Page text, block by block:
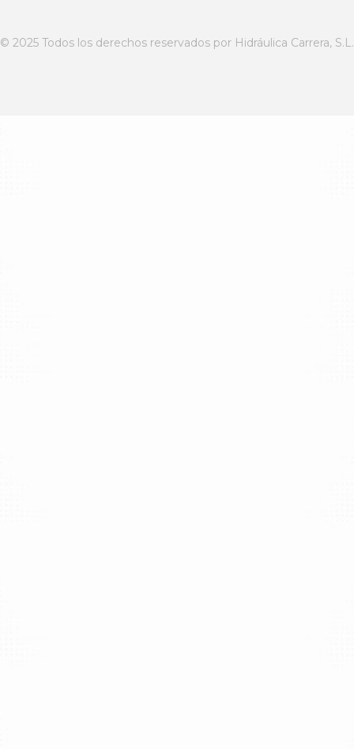
© 2025 Todos los derechos reservados por Hidráulica Carrera, S.L.